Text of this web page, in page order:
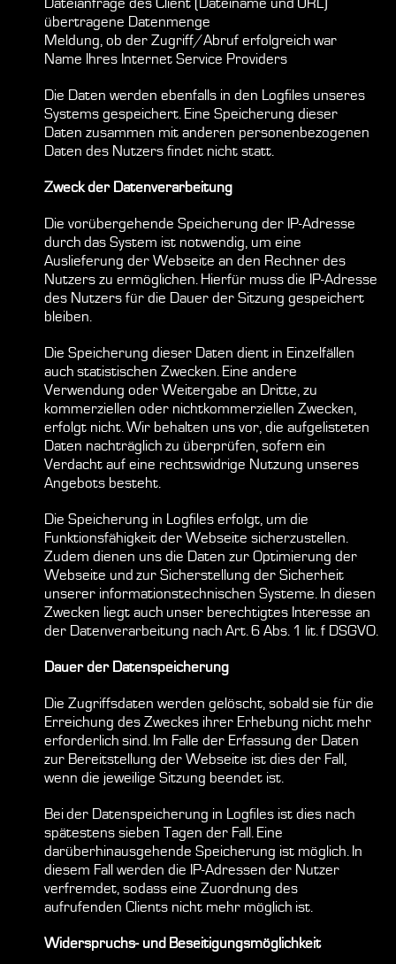
übertragene Datenmenge
Meldung, ob der Zugriff/Abruf erfolgreich war
Name Ihres Internet Service Providers
Die Daten werden ebenfalls in den Logfiles unseres
Systems gespeichert. Eine Speicherung dieser
Daten zusammen mit anderen personenbezogenen
Daten des Nutzers findet nicht statt.
Zweck der Datenverarbeitung
Die vorübergehende Speicherung der IP-Adresse
durch das System ist notwendig, um eine
Auslieferung der Webseite an den Rechner des
Nutzers zu ermöglichen. Hierfür muss die IP-Adresse
des Nutzers für die Dauer der Sitzung gespeichert
bleiben.
Die Speicherung dieser Daten dient in Einzelfällen
auch statistischen Zwecken. Eine andere
Verwendung oder Weitergabe an Dritte, zu
kommerziellen oder nichtkommerziellen Zwecken,
erfolgt nicht. Wir behalten uns vor, die aufgelisteten
Daten nachträglich zu überprüfen, sofern ein
Verdacht auf eine rechtswidrige Nutzung unseres
Angebots besteht.
Die Speicherung in Logfiles erfolgt, um die
Funktionsfähigkeit der Webseite sicherzustellen.
Zudem dienen uns die Daten zur Optimierung der
Webseite und zur Sicherstellung der Sicherheit
unserer informationstechnischen Systeme. In diesen
Zwecken liegt auch unser berechtigtes Interesse an
der Datenverarbeitung nach Art. 6 Abs. 1 lit. f DSGVO.
Dauer der Datenspeicherung
Die Zugriffsdaten werden gelöscht, sobald sie für die
Erreichung des Zweckes ihrer Erhebung nicht mehr
erforderlich sind. Im Falle der Erfassung der Daten
zur Bereitstellung der Webseite ist dies der Fall,
wenn die jeweilige Sitzung beendet ist.
Bei der Datenspeicherung in Logfiles ist dies nach
spätestens sieben Tagen der Fall. Eine
darüberhinausgehende Speicherung ist möglich. In
diesem Fall werden die IP-Adressen der Nutzer
verfremdet, sodass eine Zuordnung des
aufrufenden Clients nicht mehr möglich ist.
Widerspruchs- und Beseitigungsmöglichkeit